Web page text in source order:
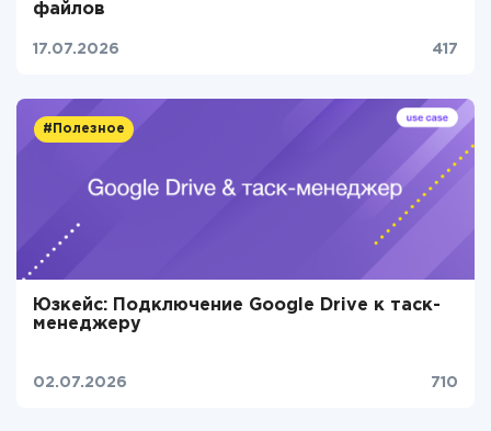
файлов
17.07.2026 417
#Полезное
Юзкейс: Подключение Google Drive к таск-
менеджеру
02.07.2026 710